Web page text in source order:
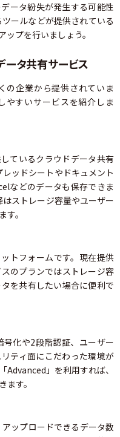
ータ紛失が発生する可能性
ールなどが提供されている
プを行いましょう。
ータ共有サービス
の企業から提供されていま
やすいサービスを紹介しま
ているクラウドデータ共有
ッドシートやドキュメント
などのデータも保存できま
ストレージ容量やユーザー
。
トフォームです。現在提供
のプランではストレージ容
を共有したい場合に便利で
化や2段階認証、ユーザー
ティ面にこだわった環境が
Advanced」を利用すれば、
す。
ップロードできるデータ数